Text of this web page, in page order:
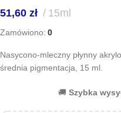
51,60 zł 15ml
Zamówiono: 0
Nasycono-mleczny płynny
średnia pigmentacja, 15 ml.
🚚 Szybka